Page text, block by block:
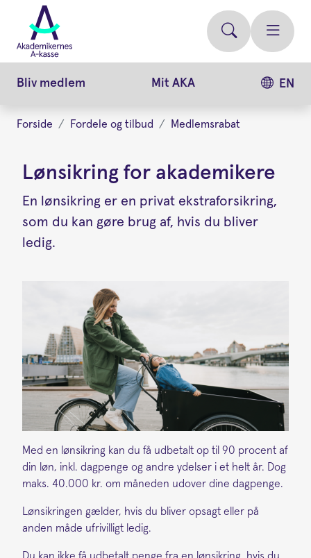
videre
hovedindhold
Bliv medlem Mit AKA EN
Forside Fordele og tilbud Medlemsrabat
Lønsikring for akademikere
En lønsikring er en privat ekstraforsikring,
som du kan gøre brug af, hvis du bliver
ledig.
Med en lønsikring kan du få udbetalt op til 90 procent af
din løn, inkl. dagpenge og andre ydelser i et helt år. Dog
maks. 40.000 kr. om måneden udover dine dagpenge.
Lønsikringen gælder, hvis du bliver opsagt eller på
anden måde ufrivilligt ledig.
Du kan ikke få udbetalt penge fra en lønsikring, hvis du